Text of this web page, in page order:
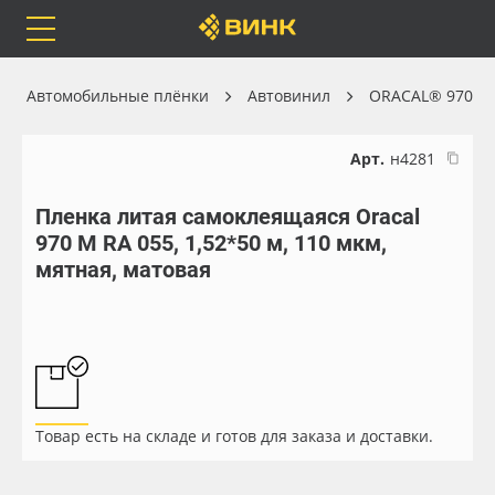
Каталог
Orafol
Оплата
Весь каталог
Рулонные материалы
Чернила
Автомобильные плёнки Автовинил ORACAL® 970
Арт. н4281
Пленка литая самоклеящаяся Oracal
970 M RA 055, 1,52*50 м, 110 мкм,
мятная, матовая
Товар есть на складе и готов для заказа и доставки.